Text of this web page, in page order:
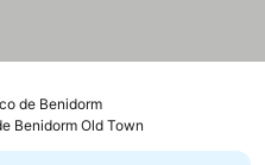
de BenidormVer preços
Benidorm Old Town